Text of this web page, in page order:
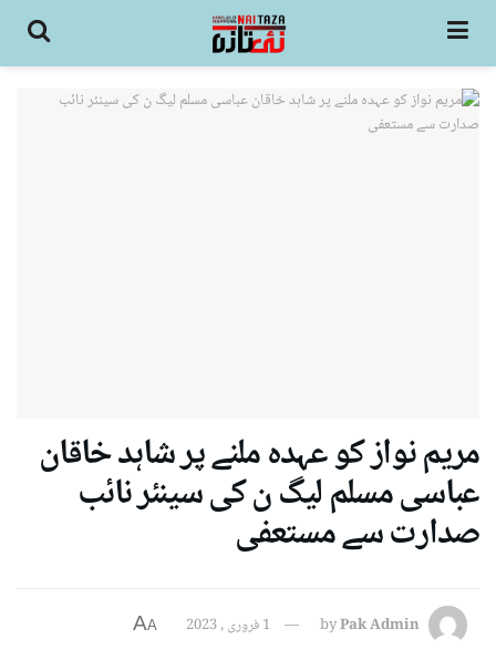
مریم نواز کو عہدہ ملنے پر شاہد خاقان
عباسی مسلم لیگ ن کی سینئر نائب
صدارت سے مستعفی
byPak Admin 1 فروری , 2023 A
A